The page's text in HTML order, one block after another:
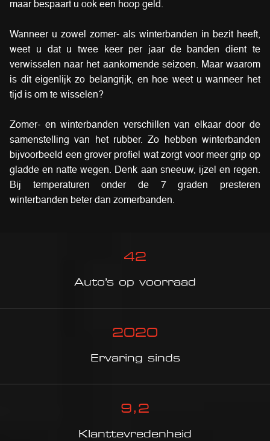
maar bespaart u ook een hoop geld.
Wanneer u zowel zomer- als winterbanden in bezit heeft,
weet u dat u twee keer per jaar de banden dient te
verwisselen naar het aankomende seizoen. Maar waarom
is dit eigenlijk zo belangrijk, en hoe weet u wanneer het
tijd is om te wisselen?
Zomer- en winterbanden verschillen van elkaar door de
samenstelling van het rubber. Zo hebben winterbanden
bijvoorbeeld een grover profiel wat zorgt voor meer grip op
gladde en natte wegen. Denk aan sneeuw, ijzel en regen.
Bij temperaturen onder de 7 graden presteren
winterbanden beter dan zomerbanden.
42
Auto’s op voorraad
2020
Ervaring sinds
9,2
Klanttevredenheid